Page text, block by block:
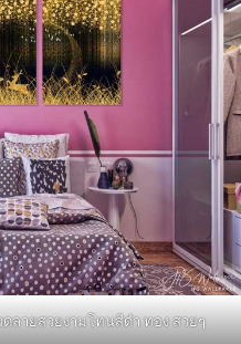
ายสวยงามโทนสีดำ ทอง สวยๆ